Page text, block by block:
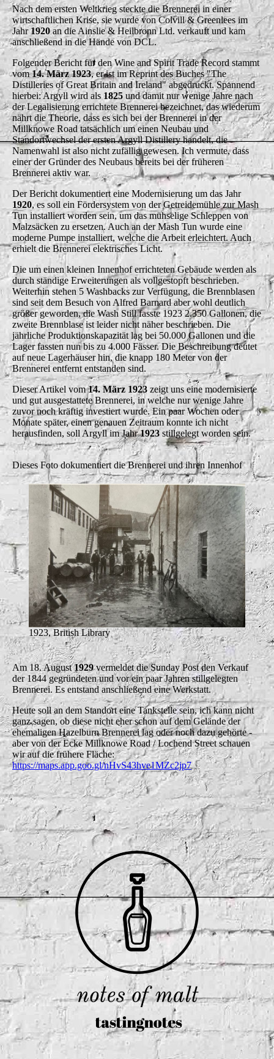
Nach dem ersten Weltkrieg steckte die Brennerei in einer
wirtschaftlichen Krise, sie wurde von Colvill & Greenlees im
Jahr1920an die Ainslie & Heilbronn Ltd. verkauft und kam
anschließend in die Hände von DCL.
Folgender Bericht für den Wine and Spirit Trade Record stammt
vom14. März 1923, er ist im Reprint des Buches "The
Distilleries of Great Britain and Ireland" abgedruckt. Spannend
hierbei: Argyll wird als1825 und damit nur wenige Jahre nach
der Legalisierung errichtete Brennerei bezeichnet, das wiederum
nährt die Theorie, dass es sich bei der Brennerei in der
Millknowe Road tatsächlich um einen Neubau und
Standortwechsel der ersten Argyll Distillery handelt, die
Namenwahl ist also nicht zufällig gewesen. Ich vermute, dass
einer der Gründer des Neubaus bereits bei der früheren
Brennerei aktiv war.
Der Bericht dokumentiert eine Modernisierung um das Jahr
1920, es soll ein Fördersystem von der Getreidemühle zur Mash
Tun installiert worden sein, um das mühselige Schleppen von
Malzsäcken zu ersetzen. Auch an der Mash Tun wurde eine
moderne Pumpe installiert, welche die Arbeit erleichtert. Auch
erhielt die Brennerei elektrisches Licht.
Die um einen kleinen Innenhof errichteten Gebäude werden als
durch ständige Erweiterungen als vollgestopft beschrieben.
Weiterhin stehen 5 Washbacks zur Verfügung, die Brennblasen
sind seit dem Besuch von Alfred Barnard aber wohl deutlich
größer geworden, die Wash Still fasste 1923 2.350 Gallonen, die
zweite Brennblase ist leider nicht näher beschrieben. Die
jährliche Produktionskapazität lag bei 50.000 Gallonen und die
Lager fassten nun bis zu 4.000 Fässer. Die Beschreibung deutet
auf neue Lagerhäuser hin, die knapp 180 Meter von der
Brennerei entfernt entstanden sind.
Dieser Artikel vom14. März 1923 zeigt uns eine modernisierte
und gut ausgestattete Brennerei, in welche nur wenige Jahre
zuvor noch kräftig investiert wurde. Ein paar Wochen oder
Monate später, einen genauen Zeitraum konnte ich nicht
herausfinden, soll Argyll im Jahr1923stillgelegt worden sein.
Dieses Foto dokumentiert die Brennerei und ihren Innenhof
1923, British Library
Am 18. August1929vermeldet die Sunday Post den Verkauf
der 1844 gegründeten und vor ein paar Jahren stillgelegten
Brennerei. Es entstand anschließend eine Werkstatt.
Heute soll an dem Standort eine Tankstelle sein, ich kann nicht
ganz sagen, ob diese nicht eher schon auf dem Gelände der
ehemaligen Hazelburn Brennerei lag oder noch dazu gehörte -
aber von der Ecke Millknowe Road / Lochend Street schauen
wir auf die frühere Fläche:
https://maps.app.goo.gl/nHvS43hve1MZc2jp7